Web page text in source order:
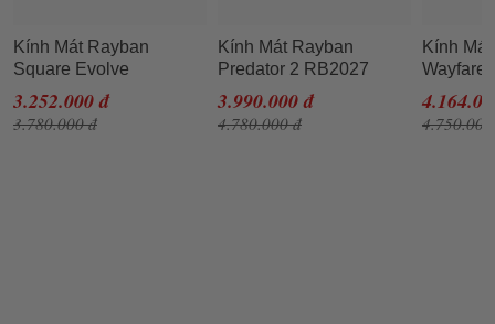
Kính Mát Rayban
Square Evolve
Sunglasses RB1971
914831 54 Màu Xanh
Đen
3.252.000 đ
3.780.000 đ
Kính Mát Rayban
Predator 2 RB2027
601/W1 62-19 Màu Đen
3.990.000 đ
4.780.000 đ
Kính
Màu Đen